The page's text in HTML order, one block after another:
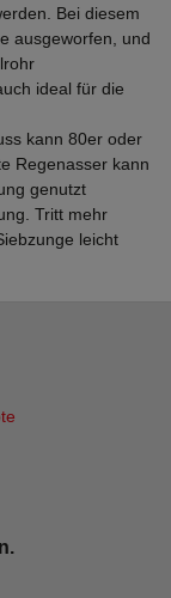
Bei diesem
ausgeworfen, und
ideal für die
kann 80er oder
Regenasser kann
genutzt
Tritt mehr
leicht